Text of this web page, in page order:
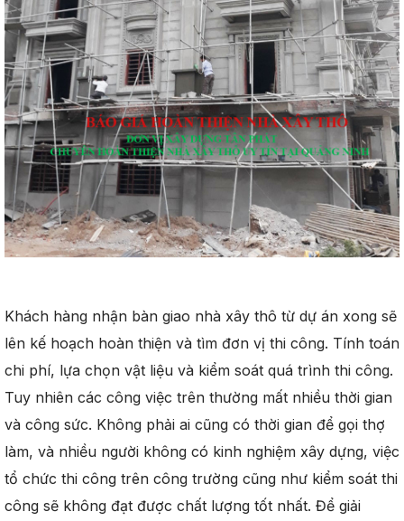
Khách hàng nhận bàn giao nhà xây thô từ dự án xong sẽ
lên kế hoạch hoàn thiện và tìm đơn vị thi công. Tính toán
chi phí, lựa chọn vật liệu và kiểm soát quá trình thi công.
Tuy nhiên các công việc trên thường mất nhiều thời gian
và công sức. Không phải ai cũng có thời gian để gọi thợ
làm, và nhiều người không có kinh nghiệm xây dựng, việc
tổ chức thi công trên công trường cũng như kiểm soát thi
công sẽ không đạt được chất lượng tốt nhất. Để giải